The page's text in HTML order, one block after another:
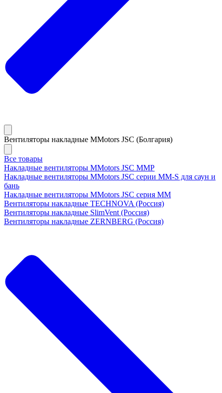
Вентиляторы накладные MMotors JSC (Болгария)
Все товары
Накладные вентиляторы MMotors JSC MMP
Накладные вентиляторы MMotors JSC серии MM-S для саун и
бань
Накладные вентиляторы MMotors JSC серия МM
Вентиляторы накладные TECHNOVA (Россия)
Вентиляторы накладные SlimVent (Россия)
Вентиляторы накладные ZERNBERG (Россия)